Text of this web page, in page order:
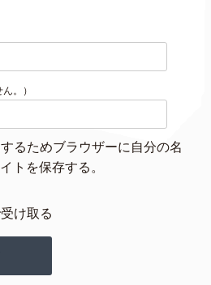
。）
るためブラウザーに自分の名
トを保存する。
け取る